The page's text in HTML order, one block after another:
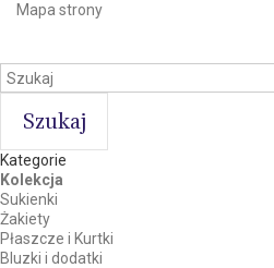
Mapa strony
Szukaj
Kategorie
Kolekcja
Sukienki
Żakiety
Płaszcze i Kurtki
Bluzki i dodatki